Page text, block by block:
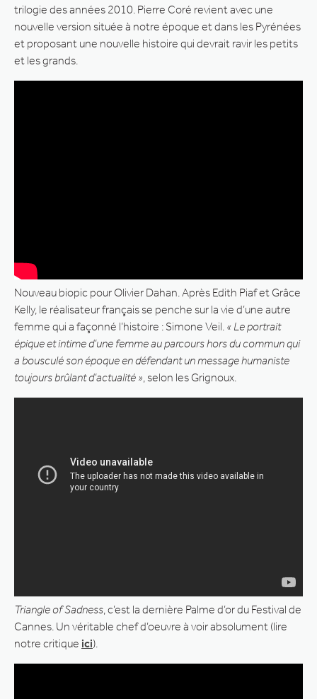
trilogie des années 2010. Pierre Coré revient avec une
nouvelle version située à notre époque et dans les Pyrénées
et proposant une nouvelle histoire qui devrait ravir les petits
et les grands.
Nouveau biopic pour Olivier Dahan. Après Edith Piaf et Grâce
Kelly, le réalisateur français se penche sur la vie d’une autre
femme qui a façonné l’histoire : Simone Veil. « Le portrait
épique et intime d’une femme au parcours hors du commun qui
a bousculé son époque en défendant un message humaniste
toujours brûlant d’actualité » , selon les Grignoux.
Triangle of Sadness , c’est la dernière Palme d’or du Festival de
Cannes. Un véritable chef d’oeuvre à voir absolument (lire
notre critique ici).